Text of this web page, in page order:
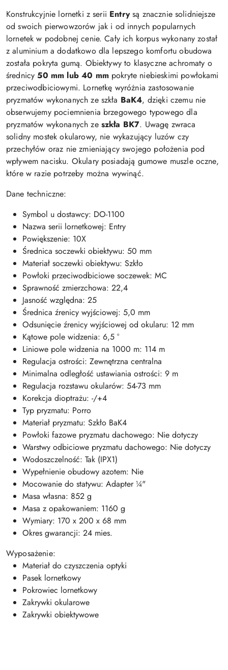
Konstrukcyjnie lornetki z serii Entrysą znacznie solidniejsze
od swoich pierwowzorów jak i od innych popularnych
lornetek w podobnej cenie. Cały ich korpus wykonany został
z aluminium a dodatkowo dla lepszego komfortu obudowa
została pokryta gumą. Obiektywy to klasyczne achromaty o
średnicy50 mm lub 40 mmpokryte niebieskimi powłokami
przeciwodbiciowymi. Lornetkę wyróżnia zastosowanie
pryzmatów wykonanych ze szkła BaK4, dzięki czemu nie
obserwujemy pociemnienia brzegowego typowego dla
pryzmatów wykonanych ze szkła BK7. Uwagę zwraca
solidny mostek okularowy, nie wykazujący luzów czy
przechyłów oraz nie zmieniający swojego położenia pod
wpływem nacisku. Okulary posiadają gumowe muszle oczne,
które w razie potrzeby można wywinąć.
Dane techniczne:
Symbol u dostawcy: DO-1100
Nazwa serii lornetkowej: Entry
Powiększenie: 10X
Średnica soczewki obiektywu: 50 mm
Materiał soczewki obiektywu: Szkło
Powłoki przeciwodbiciowe soczewek: MC
Sprawność zmierzchowa: 22,4
Jasność względna: 25
Średnica źrenicy wyjściowej: 5,0 mm
Odsunięcie źrenicy wyjściowej od okularu: 12 mm
Kątowe pole widzenia: 6,5 °
Liniowe pole widzenia na 1000 m: 114 m
Regulacja ostrości: Zewnętrzna centralna
Minimalna odległość ustawiania ostrości: 9 m
Regulacja rozstawu okularów: 54-73 mm
Korekcja dioptrażu: -/+4
Typ pryzmatu: Porro
Materiał pryzmatu: Szkło BaK4
Powłoki fazowe pryzmatu dachowego: Nie dotyczy
Warstwy odbiciowe pryzmatu dachowego: Nie dotyczy
Wodoszczelność: Tak (IPX1)
Wypełnienie obudowy azotem: Nie
Mocowanie do statywu: Adapter ¼"
Masa własna: 852 g
Masa z opakowaniem: 1160 g
Wymiary: 170 x 200 x 68 mm
Okres gwarancji: 24 mies.
Wyposażenie:
Materiał do czyszczenia optyki
Pasek lornetkowy
Pokrowiec lornetkowy
Zakrywki okularowe
Zakrywki obiektywowe